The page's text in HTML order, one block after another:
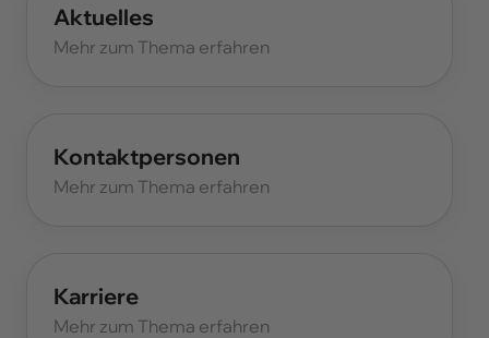
Aktuelles
Mehr zum Thema erfahren
Kontaktpersonen
Mehr zum Thema erfahren
Karriere
Mehr zum Thema erfahren